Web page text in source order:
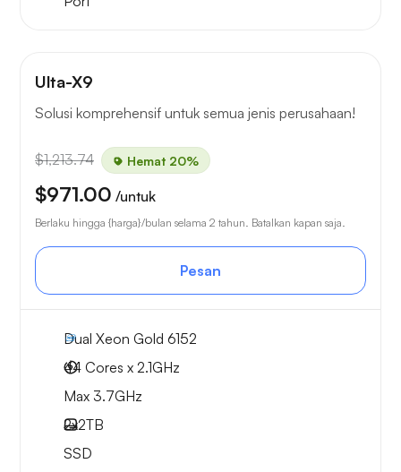
Ulta-X9
Solusi komprehensif untuk semua jenis perusahaan!
$1,213.74 Hemat 20%
$971.00 /untuk
Berlaku hingga {harga}/bulan selama 2 tahun. Batalkan kapan saja.
Pesan
Dual Xeon Gold 6152
44 Cores x 2.1GHz
Max 3.7GHz
2x2TB
SSD